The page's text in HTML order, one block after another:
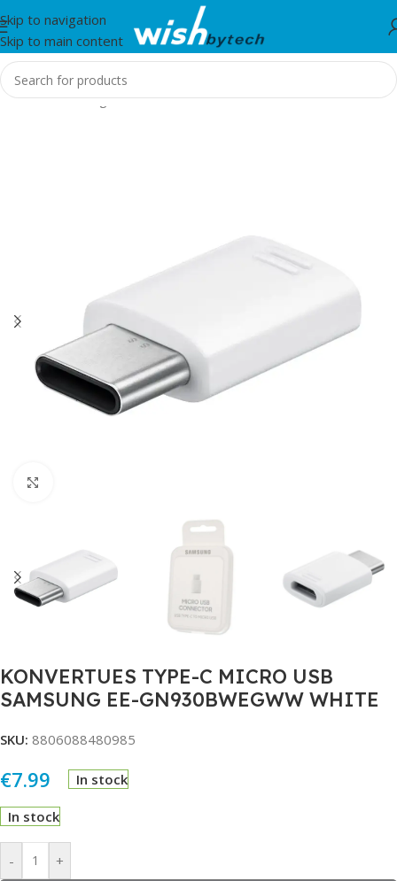
Skip to navigation
Skip to main content
Home/Samsung
KONVERTUES TYPE-C MICRO USB
SAMSUNG EE-GN930BWEGWW WHITE
SKU: 8806088480985
€7.99 In stock
In stock
- +
Alternative: